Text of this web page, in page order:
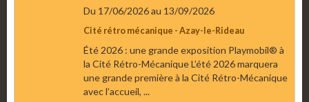
Du 17/06/2026au 13/09/2026
Cité rétro mécanique - Azay-le-Rideau
Été 2026 : une grande exposition Playmobil® à
la Cité Rétro-Mécanique L’été 2026 marquera
une grande première à la Cité Rétro-Mécanique
avec l’accueil, ...